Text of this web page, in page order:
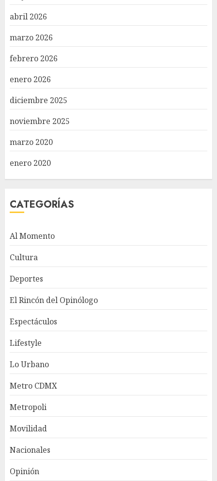
abril 2026
marzo 2026
febrero 2026
enero 2026
diciembre 2025
noviembre 2025
marzo 2020
enero 2020
CATEGORÍAS
Al Momento
Cultura
Deportes
El Rincón del Opinólogo
Espectáculos
Lifestyle
Lo Urbano
Metro CDMX
Metropoli
Movilidad
Nacionales
Opinión